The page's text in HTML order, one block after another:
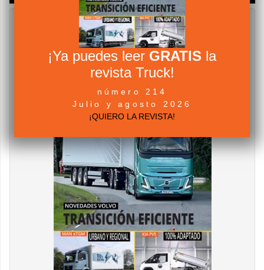
¡Ya puedes leer GRATIS la
revista Truck!
número 214
Julio y agosto 2026
¡QUIERO LA REVISTA!